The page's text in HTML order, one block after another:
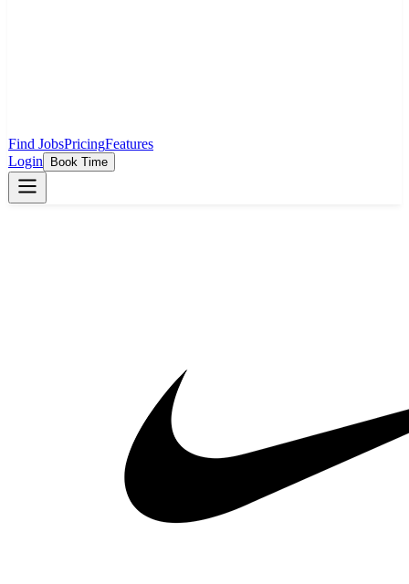
Find JobsPricingFeatures
Login
Book Time